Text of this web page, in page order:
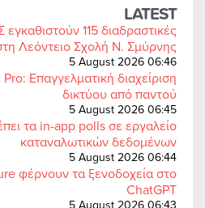
LATEST
115 διαδραστικές
Λεόντειο Σχολή Ν. Σμύρνης
5 August 2026 06:46
Επαγγελματική διαχείριση
δικτύου από παντού
5 August 2026 06:45
τα in-app polls σε εργαλείο
καταναλωτικών δεδομένων
5 August 2026 06:44
φέρνουν τα ξενοδοχεία στο
ChatGPT